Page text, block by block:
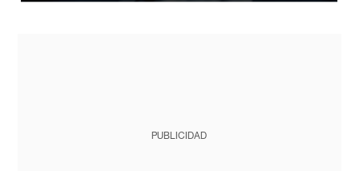
PUBLICIDAD